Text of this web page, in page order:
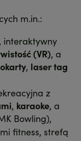
m.in.:
, interaktywny
(VR), a
, laser tag
z
, karaoke, a
Bowling),
fitness, strefą